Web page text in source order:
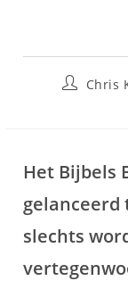
Chris
Het Bijbels
gelanceerd
slechts